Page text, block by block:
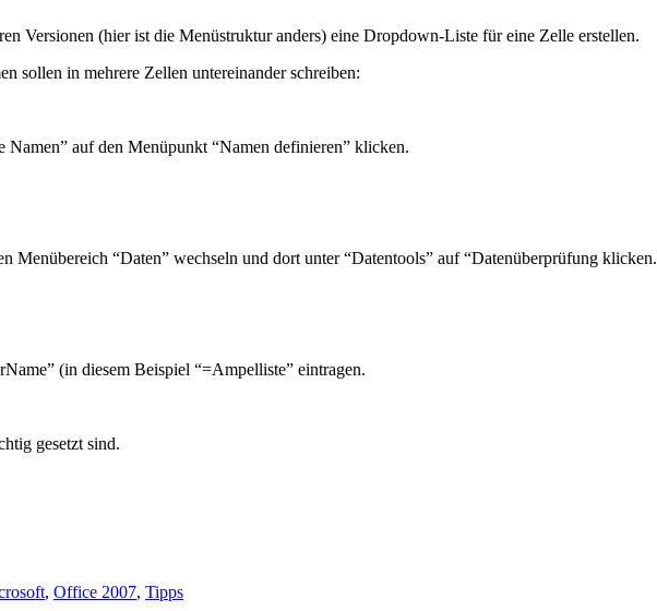
Versionen (hier ist die Menüstruktur anders) eine Dropdown-Liste für eine Zelle erstellen.
sollen in mehrere Zellen untereinander schreiben:
auf den Menüpunkt “Namen definieren” klicken.
“Daten” wechseln und dort unter “Datentools” auf “Datenüberprüfung klicken.
(in diesem Beispiel “=Ampelliste” eintragen.
gesetzt sind.
, Office 2007, Tipps